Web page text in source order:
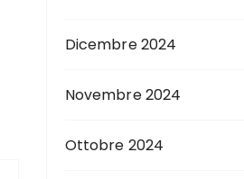
Dicembre 2024
Novembre 2024
Ottobre 2024